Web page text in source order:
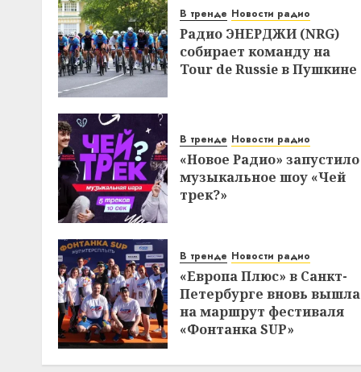
В тренде Новости радио
Радио ЭНЕРДЖИ (NRG)
собирает команду на
Tour de Russie в Пушкине
В тренде Новости радио
«Новое Радио» запустило
музыкальное шоу «Чей
трек?»
В тренде Новости радио
«Европа Плюс» в Санкт-
Петербурге вновь вышла
на маршрут фестиваля
«Фонтанка SUP»